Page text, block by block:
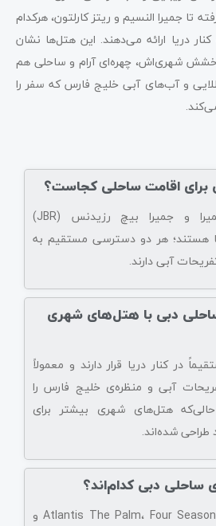
تا جمیرا النسیم و ریتز کارلتون، هرکدام
دریا ارائه می‌دهند. این هتل‌ها نشان
شهری‌اش، چهره‌ای آرام و ساحلی هم
و آب‌های آبی خلیج فارس که سفر را
برای اقامت ساحلی کجاست؟
منطقه‌های پالم جمیرا و جمیرا بیچ رزیدنس (JBR)
هستند؛ هر دو دسترسی مستقیم به
آبی دارند.
دبی با هتل‌های شهری
در کنار دریا قرار دارند و معمولاً
آبی و منظره‌ی خلیج فارس را
حالی‌که هتل‌های شهری بیشتر برای
طراحی شده‌اند.
ساحلی دبی کدام‌اند؟
Atlantis The Palm، Four Seasons Jumeirah Beach و